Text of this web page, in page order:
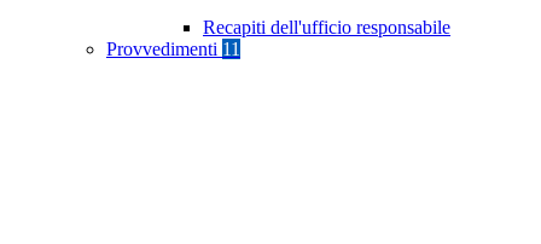
Recapiti dell'ufficio responsabile
Provvedimenti 11